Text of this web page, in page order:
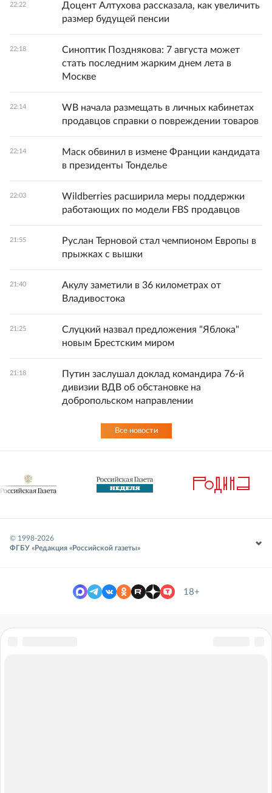
22:22
Доцент Алтухова рассказала, как увеличить
размер будущей пенсии
22:18
Синоптик Позднякова: 7 августа может
стать последним жарким днем лета в
Москве
22:14
WB начала размещать в личных кабинетах
продавцов справки о повреждении товаров
22:14
Маск обвинил в измене Франции кандидата
в президенты Тонделье
22:03
Wildberries расширила меры поддержки
работающих по модели FBS продавцов
21:55
Руслан Терновой стал чемпионом Европы в
прыжках с вышки
21:40
Акулу заметили в 36 километрах от
Владивостока
21:25
Слуцкий назвал предложения "Яблока"
новым Брестским миром
21:18
Путин заслушал доклад командира 76-й
дивизии ВДВ об обстановке на
добропольском направлении
Все новости
© 1998-2026
ФГБУ «Редакция «Российской газеты»
18+